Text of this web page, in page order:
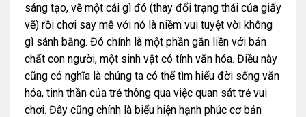
sáng tạo, vẽ một cái gì đó (thay đổi trạng thái của giấy
vẽ) rồi chơi say mê với nó là niềm vui tuyệt vời không
gì sánh bằng. Đó chính là một phần gắn liền với bản
chất con người, một sinh vật có tính văn hóa. Điều này
cũng có nghĩa là chúng ta có thể tìm hiểu đời sống văn
hóa, tinh thần của trẻ thông qua việc quan sát trẻ vui
chơi. Đây cũng chính là biểu hiện hạnh phúc cơ bản